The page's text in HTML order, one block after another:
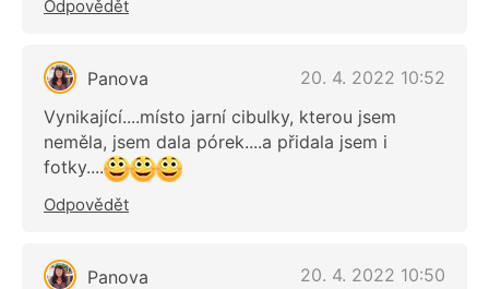
Odpovědět
Panova
20. 4. 2022 10:52
Vynikající....místo jarní cibulky, kterou jsem
neměla, jsem dala pórek....a přidala jsem i
fotky....
Odpovědět
Panova 20. 4. 2022 10:50